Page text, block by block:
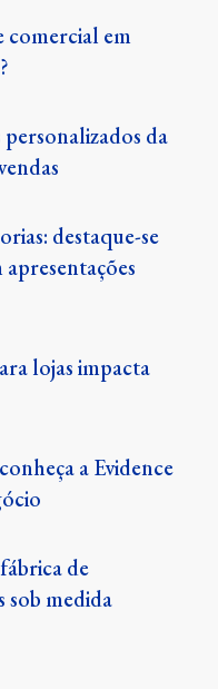
em
da
destaque-se
lojas impacta
a Evidence
de
sob medida